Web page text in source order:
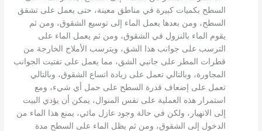
السطح بكميات كبيرة في مناطق معينة، حتى يعمل على تشقق
السطح، ومن بعدها يعمل الماء إلى توسيع الشقوق، ومن ثم
يقوم الماء بالنزول في الشقوق، ومن ثم يعمل الماء على
الترسب على جوانب هذا الشق، ويترسب الأملاح الخارجة من
قطرات المطر على جانبي الشق، مما يعمل على تفتيت الجوانب
المجاورة، وبالتالي تعمل على زيادة اتساع الشقوق، وبالتالي
تعمل على إضعاف قدرة السطح على حمل أي شيء، ومع
استمرار هذه العملية على نفس المنوال، يمكن أن يؤدي البيت
إلى الانهيار، ولكن في حالة وجود عازل مائي، يمنع هذا الماء من
الدخول إلى الشقوق، ومن ثم يظل الماء على السطح مدة